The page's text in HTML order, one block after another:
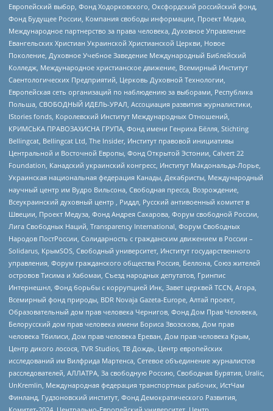
Европейский выбор, Фонд Ходорковского, Оксфордский российский фонд,
Фонд Будущее России, Компания свободы информации, Проект Медиа,
Международное партнерство за права человека, Духовное Управление
Евангельских Христиан Украинской Христианской Церкви, Новое
Поколение, Духовное Учебное Заведение Международный Библейский
Колледж, Международное христианское движение, Всемирный Институт
Саентологических Предприятий, Церковь Духовной Технологии,
Европейская сеть организаций по наблюдению за выборами, Республика
Польша, СВОБОДНЫЙ ИДЕЛЬ-УРАЛ, Ассоциация развития журналистики,
IStories fonds, Королевский Институт Международных Отношений,
КРИМСЬКА ПРАВОЗАХИСНА ГРУПА, Фонд имени Генриха Бёлля, Stichting
Bellingcat, Bellingcat Ltd, The Insider, Институт правовой инициативы
Центральной и Восточной Европы, Фонд Открытой Эстонии, Calvert 22
Foundation, Канадский украинский конгресс, Институт Макдональда-Лорье,
Украинская национальная федерация Канады, Декабристы, Международный
научный центр им Вудро Вильсона, Свободная пресса, Возрождение,
Всеукраинский духовный центр , Риддл, Русский антивоенный комитет в
Швеции, Проект Медуза, Фонд Андрея Сахарова, Форум свободной России,
Лига Свободных Наций, Transparеncy International, Форум Свободных
Народов ПостРоссии, Солидарность с гражданским движением в России –
Solidarus, КрымSOS, Свободный университет, Институт государственного
управления, Форум гражданского общества Россия, Беллона, Союз жителей
островов Тисима и Хабомаи, Съезд народных депутатов, Гринпис
Интернешнл, Фонд борьбы с коррупцией Инк, Завет церквей TCCN, Агора,
Всемирный фонд природы, BDR Novaja Gazeta-Europe, Алтай проект,
Образовательный дом прав человека Чернигов, Фонд Дом Прав Человека,
Белорусский дом прав человека имени Бориса Звозскова, Дом прав
человека Тбилиси, Дом прав человека Ереван, Дом прав человека Крым,
Центр дикого лосося, TVR Studios, ТВ Дождь, Центр европейских
исследований им Вилфрида Мартенса, Сетевое объединение журналистов
расследователей, АЛЛАТРА, За свободную Россию, Свободная Бурятия, Uralic,
UnKremlin, Международная федерация транспортных рабочих, ИстЧам
Финланд, Гудзоновский институт, Фонд Демократического Развития,